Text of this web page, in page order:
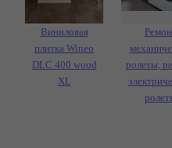
Виниловая
плитка Wineo
DLC 400 wood
XL
ролеты,